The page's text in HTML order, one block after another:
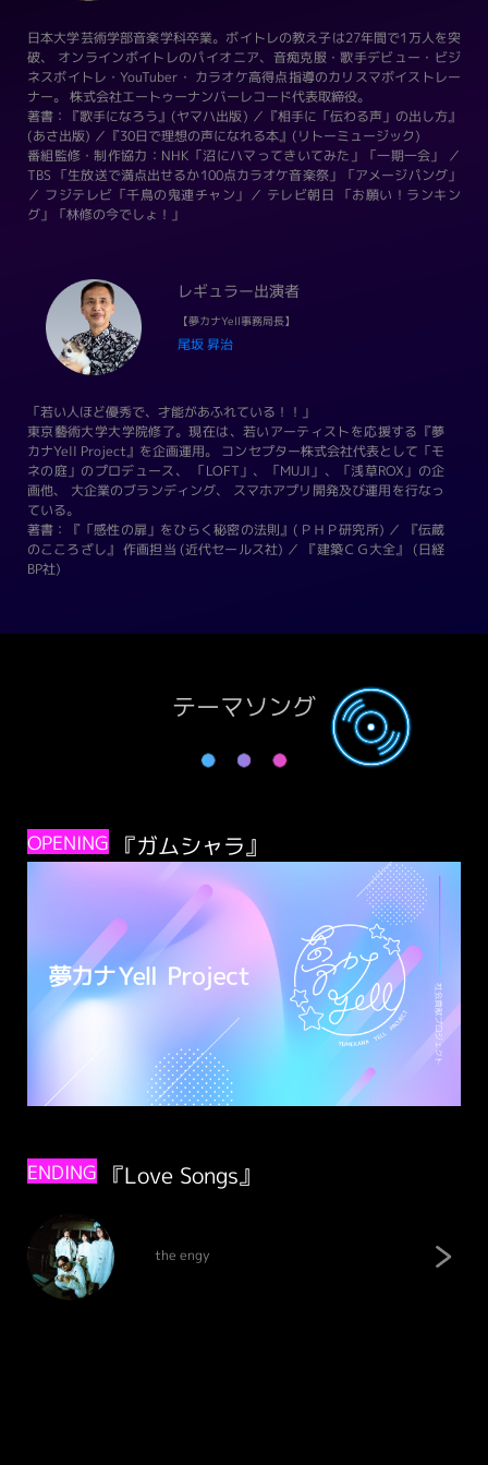
日本大学芸術学部音楽学科卒業。ボイトレの教え子は27年間で1万人を突
破、 オンラインボイトレのパイオニア、音痴克服・歌手デビュー・ビジ
ネスボイトレ・YouTuber・ カラオケ高得点指導のカリスマボイストレー
ナー。 株式会社エートゥーナンバーレコード代表取締役。
著書：『歌手になろう』(ヤマハ出版) ／『相手に「伝わる声」の出し方』
(あさ出版) ／『30日で理想の声になれる本』(リトーミュージック)
番組監修・制作協力：NHK「沼にハマってきいてみた」「一期一会」 ／
TBS 「生放送で満点出せるか100点カラオケ音楽祭」「アメージパング」
／ フジテレビ「千鳥の鬼連チャン」／ テレビ朝日 「お願い！ランキン
グ」「林修の今でしょ！」
レギュラー出演者
【夢カナYell事務局長】
尾坂 昇治
「若い人ほど優秀で、才能があふれている！！」
東京藝術大学大学院修了。現在は、若いアーティストを応援する『夢
カナYell Project』を企画運用。 コンセプター株式会社代表として「モ
ネの庭」のプロデュース、 「LOFT」、「MUJI」、「浅草ROX」の企
画他、 大企業のブランディング、 スマホアプリ開発及び運用を行なっ
ている。
著書：『「感性の扉」をひらく秘密の法則』(ＰＨＰ研究所) ／ 『伝蔵
のこころざし』 作画担当 (近代セールス社) ／ 『建築ＣＧ大全』 (日経
BP社)
テーマソング
OPENING 『ガムシャラ』
ENDING 『Love Songs』
the engy